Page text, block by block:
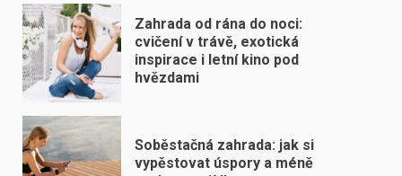
Zahrada od rána do noci:
cvičení v trávě, exotická
inspirace i letní kino pod
hvězdami
Soběstačná zahrada: jak si
vypěstovat úspory a méně